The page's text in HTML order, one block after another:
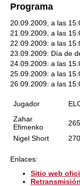
Programa
20.09.2009, a las
21.09.2009, a las
22.09.2009: a las
23.09.2009: Día de
24.09.2009: a las
25.09.2009: a las
26.09.2009: a las
Jugador
Zahar
Efimenko
Nigel Short
Enlaces:
Sitio web